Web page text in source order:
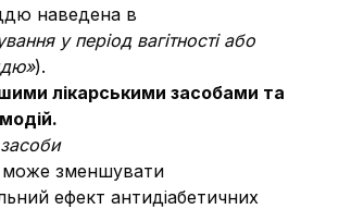
наведена в
у період вагітності або
).
лікарськими засобами та
зменшувати
ефект антидіабетичних